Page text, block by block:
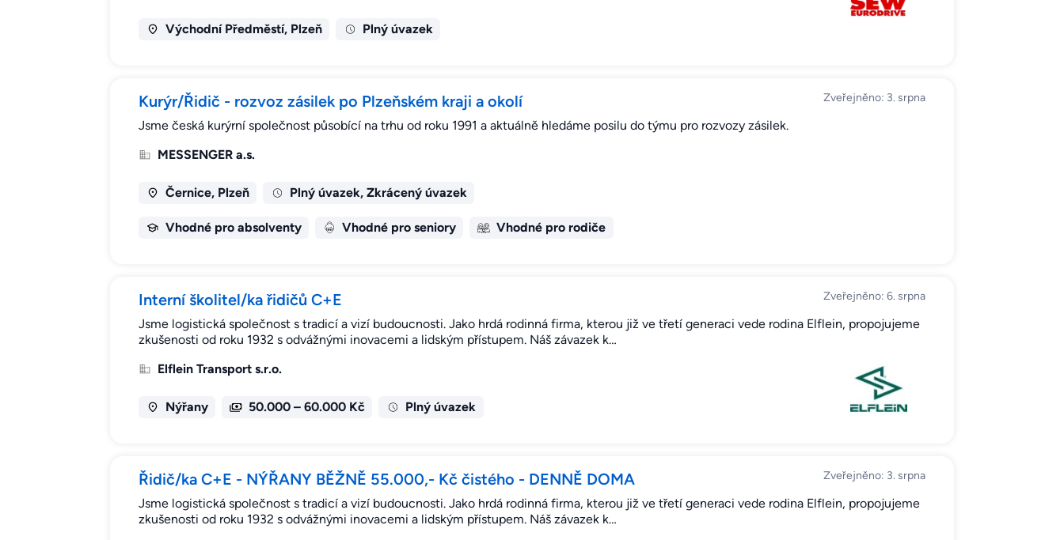
Východní Předměstí, Plzeň Plný úvazek
Kurýr/Řidič - rozvoz zásilek po Plzeňském kraji a okolí Zveřejněno: 3. srpna
Jsme česká kurýrní společnost působící na trhu od roku 1991 a aktuálně hledáme posilu do týmu pro rozvozy zásilek.
MESSENGER a.s.
Černice, Plzeň Plný úvazek, Zkrácený úvazek
Vhodné pro absolventy Vhodné pro seniory Vhodné pro rodiče
Interní školitel/ka řidičů C+E Zveřejněno: 6. srpna
Jsme logistická společnost s tradicí a vizí budoucnosti. Jako hrdá rodinná firma, kterou již ve třetí generaci vede rodina Elflein, propojujeme
zkušenosti od roku 1932 s odvážnými inovacemi a lidským přístupem. Náš závazek k…
Elflein Transport s.r.o.
Nýřany 50.000 – 60.000 Kč Plný úvazek
Řidič/ka C+E - NÝŘANY BĚŽNĚ 55.000,- Kč čistého - DENNĚ DOMA Zveřejněno: 3. srpna
Jsme logistická společnost s tradicí a vizí budoucnosti. Jako hrdá rodinná firma, kterou již ve třetí generaci vede rodina Elflein, propojujeme
zkušenosti od roku 1932 s odvážnými inovacemi a lidským přístupem. Náš závazek k…